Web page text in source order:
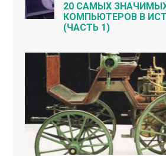
20 САМЫХ
КОМПЬЮТЕРОВ В
(ЧАСТЬ 1)